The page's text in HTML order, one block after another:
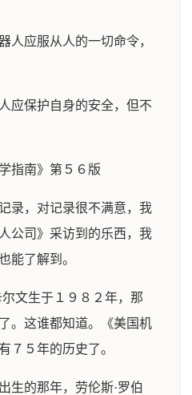
应服从人的一切命令，
应保护自身的安全，但不
指南》第５６版
录，对记录很不满意，我
公司》采访到的乐西，我
能了解到。
文生于１９８２年，那
。这谁都知道。《美国机
７５年的历史了。
生的那年，劳伦斯·罗伯